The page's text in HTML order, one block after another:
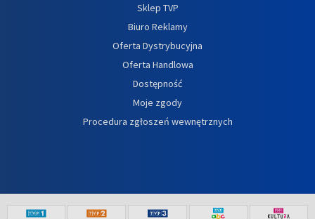
Sklep TVP
Biuro Reklamy
Oferta Dystrybucyjna
Oferta Handlowa
Dostępność
Moje zgody
Procedura zgłoszeń wewnętrznych